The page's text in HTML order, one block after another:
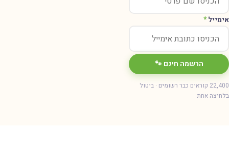
*
הרשמה חינם 🐾
22,400 קוראים כבר רשומים · ביטול
אחת